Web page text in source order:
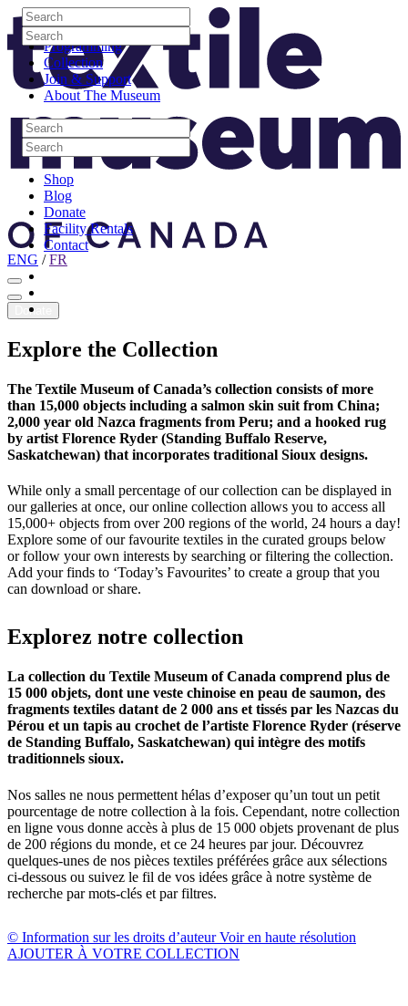
Skip to content
Visit
Programming
Collection
Join & Support
About The Museum
Search
Search
Search
Search
Shop
Blog
Donate
Facility Rentals
Contact
Youtube
Search
Search
Search
Search
Site Logo
ENG /FR
Donate
Explore the Collection
The Textile Museum of Canada’s collection consists of more
than 15,000 objects including a salmon skin suit from China;
2,000 year old Nazca fragments from Peru; and a hooked rug
by artist Florence Ryder (Standing Buffalo Reserve,
Saskatchewan) that incorporates traditional Sioux designs.
While only a small percentage of our collection can be displayed in
our galleries at once, our online collection allows you to access all
15,000+ objects from over 200 regions of the world, 24 hours a day!
Explore some of our favourite textiles in the curated groups below
or follow your own interests by searching or filtering the collection.
Add your finds to ‘Today’s Favourites’ to create a group that you
can download or share.
Explorez notre collection
La collection du Textile Museum of Canada comprend plus de
15 000 objets, dont une veste chinoise en peau de saumon, des
fragments textiles datant de 2 000 ans et tissés par les Nazcas du
Pérou et un tapis au crochet de l’artiste Florence Ryder (réserve
de Standing Buffalo, Saskatchewan) qui intègre des motifs
traditionnels sioux.
Nos salles ne nous permettent hélas d’exposer qu’un tout un petit
pourcentage de notre collection à la fois. Cependant, notre collection
en ligne vous donne accès à plus de 15 000 objets provenant de plus
de 200 régions du monde, et ce 24 heures par jour. Découvrez
quelques-unes de nos pièces textiles préférées grâce aux sélections
ci-dessous ou suivez le fil de vos idées grâce à notre système de
recherche par mots-clés et par filtres.
© Information sur les droits d’auteurVoir en haute résolution
AJOUTER À VOTRE COLLECTION